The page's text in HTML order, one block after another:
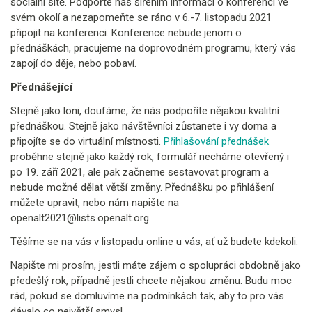
svém okolí a nezapomeňte se ráno v 6.-7. listopadu 2021
připojit na konferenci. Konference nebude jenom o
přednáškách, pracujeme na doprovodném programu, který vás
zapojí do děje, nebo pobaví.
Přednášející
Stejně jako loni, doufáme, že nás podpoříte nějakou kvalitní
přednáškou. Stejně jako návštěvníci zůstanete i vy doma a
připojíte se do virtuální místnosti. Přihlašování přednášek
proběhne stejně jako každý rok, formulář necháme otevřený i
po 19. září 2021, ale pak začneme sestavovat program a
nebude možné dělat větší změny. Přednášku po přihlášení
můžete upravit, nebo nám napište na
openalt2021@lists.openalt.org.
Těšíme se na vás v listopadu online u vás, ať už budete kdekoli.
Napište mi prosím, jestli máte zájem o spolupráci obdobně jako
předešlý rok, případně jestli chcete nějakou změnu. Budu moc
rád, pokud se domluvíme na podmínkách tak, aby to pro vás